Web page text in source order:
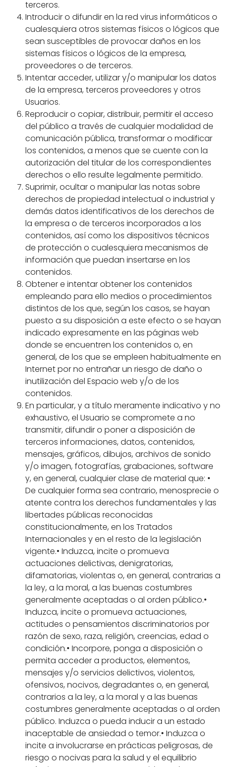
terceros.
Introducir o difundir en la red virus informáticos o
cualesquiera otros sistemas físicos o lógicos que
sean susceptibles de provocar daños en los
sistemas físicos o lógicos de la empresa,
proveedores o de terceros.
Intentar acceder, utilizar y/o manipular los datos
de la empresa, terceros proveedores y otros
Usuarios.
Reproducir o copiar, distribuir, permitir el acceso
del público a través de cualquier modalidad de
comunicación pública, transformar o modificar
los contenidos, a menos que se cuente con la
autorización del titular de los correspondientes
derechos o ello resulte legalmente permitido.
Suprimir, ocultar o manipular las notas sobre
derechos de propiedad intelectual o industrial y
demás datos identificativos de los derechos de
la empresa o de terceros incorporados a los
contenidos, así como los dispositivos técnicos
de protección o cualesquiera mecanismos de
información que puedan insertarse en los
contenidos.
Obtener e intentar obtener los contenidos
empleando para ello medios o procedimientos
distintos de los que, según los casos, se hayan
puesto a su disposición a este efecto o se hayan
indicado expresamente en las páginas web
donde se encuentren los contenidos o, en
general, de los que se empleen habitualmente en
Internet por no entrañar un riesgo de daño o
inutilización del Espacio web y/o de los
contenidos.
En particular, y a título meramente indicativo y no
exhaustivo, el Usuario se compromete a no
transmitir, difundir o poner a disposición de
terceros informaciones, datos, contenidos,
mensajes, gráficos, dibujos, archivos de sonido
y/o imagen, fotografías, grabaciones, software
y, en general, cualquier clase de material que: •
De cualquier forma sea contrario, menosprecie o
atente contra los derechos fundamentales y las
libertades públicas reconocidas
constitucionalmente, en los Tratados
Internacionales y en el resto de la legislación
vigente.• Induzca, incite o promueva
actuaciones delictivas, denigratorias,
difamatorias, violentas o, en general, contrarias a
la ley, a la moral, a las buenas costumbres
generalmente aceptadas o al orden público.•
Induzca, incite o promueva actuaciones,
actitudes o pensamientos discriminatorios por
razón de sexo, raza, religión, creencias, edad o
condición.• Incorpore, ponga a disposición o
permita acceder a productos, elementos,
mensajes y/o servicios delictivos, violentos,
ofensivos, nocivos, degradantes o, en general,
contrarios a la ley, a la moral y a las buenas
costumbres generalmente aceptadas o al orden
público. Induzca o pueda inducir a un estado
inaceptable de ansiedad o temor.• Induzca o
incite a involucrarse en prácticas peligrosas, de
riesgo o nocivas para la salud y el equilibrio